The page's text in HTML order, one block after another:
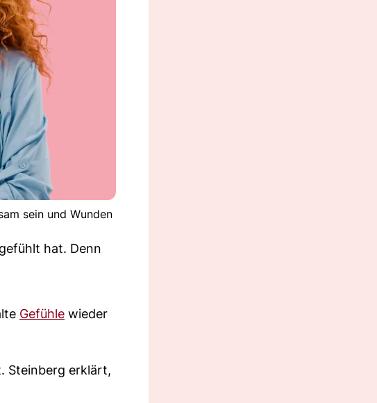
sein und Wunden
hat. Denn
Gefühle wieder
Steinberg erklärt,